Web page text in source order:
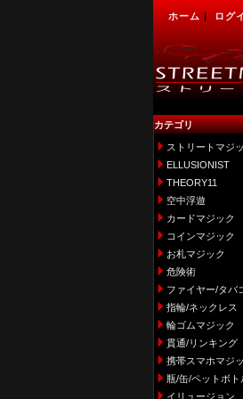
ホーム | ログ
カテゴリ
ストリートマジ
ELLUSIONIST
THEORY11
空中浮遊
カードマジック
コインマジック
お札マジック
危険術
ファイヤー/タバ
指輪/ネックレス
輪ゴムマジック
貫通/リンキング
携帯スマホマジ
瓶/缶/ペットボト
イリュージョン